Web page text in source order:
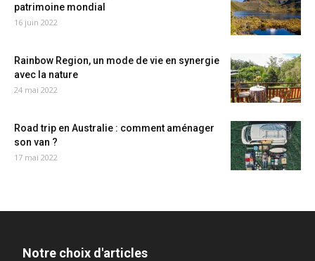
patrimoine mondial
16 juin 2022
Rainbow Region, un mode de vie en synergie
avec la nature
24 mai 2022
Road trip en Australie : comment aménager
son van ?
17 mai 2022
Notre choix d'articles